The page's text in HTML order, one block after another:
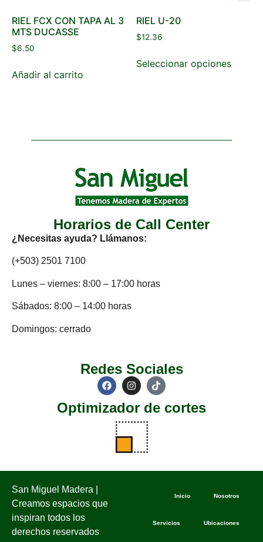
RIEL FCX CON TAPA AL 3
MTS DUCASSE
$6.50
Añadir al carrito
RIEL U-20
$12.36
Seleccionar opciones
Horarios de Call Center
¿Necesitas ayuda? Llámanos:
(+503) 2501 7100
Lunes – viernes: 8:00 – 17:00 horas
Sábados: 8:00 – 14:00 horas
Domingos: cerrado
Redes Sociales
Optimizador de cortes
San Miguel Madera |
Creamos espacios que
inspiran todos los
derechos reservados
Inicio Nosotros
Servicios Ubicaciones